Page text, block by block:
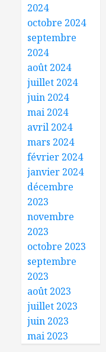
2024
octobre 2024
septembre
2024
août 2024
juillet 2024
juin 2024
mai 2024
avril 2024
mars 2024
février 2024
janvier 2024
décembre
2023
novembre
2023
octobre 2023
septembre
2023
août 2023
juillet 2023
juin 2023
mai 2023